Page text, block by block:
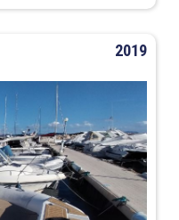
2019